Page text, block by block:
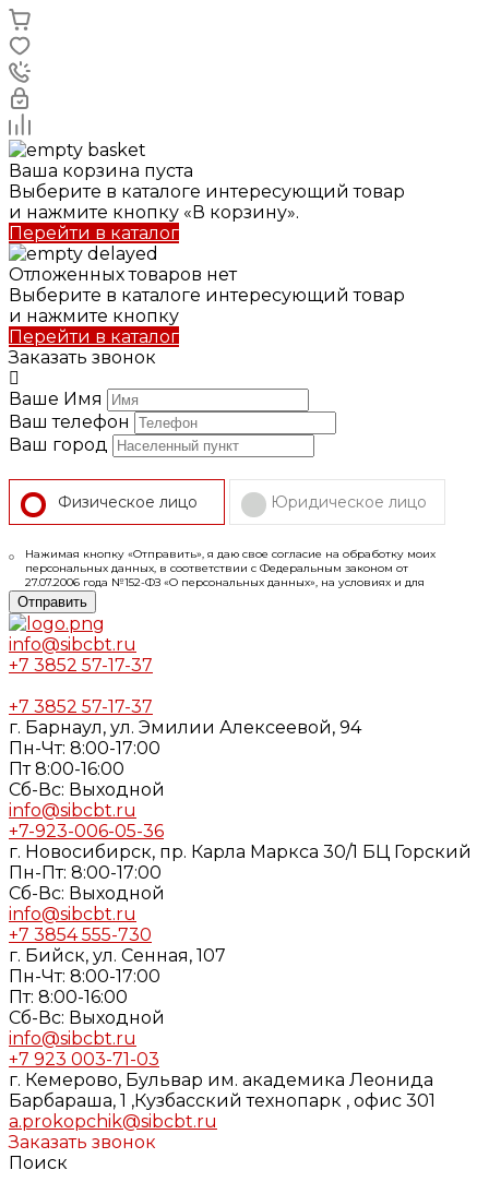
Ваша корзина пуста
Выберите в каталоге интересующий товар
и нажмите кнопку «В корзину».
Перейти в каталог
Отложенных товаров нет
Выберите в каталоге интересующий товар
и нажмите кнопку
Перейти в каталог
Заказать звонок
Ваше Имя
Ваш телефон
Ваш город
Физическое лицо Юридическое лицо
Нажимая кнопку «Отправить», я даю свое согласие на обработку моих
персональных данных, в соответствии с Федеральным законом от
27.07.2006 года №152-ФЗ «О персональных данных», на условиях и для
целей, определенных в
Политике конфиденциальности
Отправить
info@sibcbt.ru
+7 3852 57-17-37
+7 3852 57-17-37
г. Барнаул, ул. Эмилии Алексеевой, 94
Пн-Чт: 8:00-17:00
Пт 8:00-16:00
Cб-Вс: Выходной
info@sibcbt.ru
+7-923-006-05-36
г. Новосибирск, пр. Карла Маркса 30/1 БЦ Горский
Пн-Пт: 8:00-17:00
Cб-Вс: Выходной
info@sibcbt.ru
+7 3854 555-730
г. Бийск, ул. Сенная, 107
Пн-Чт: 8:00-17:00
Пт: 8:00-16:00
Cб-Вс: Выходной
info@sibcbt.ru
+7 923 003-71-03
г. Кемерово, Бульвар им. академика Леонида
Барбараша, 1 ,Кузбасский технопарк , офис 301
a.prokopchik@sibcbt.ru
Заказать звонок
Поиск